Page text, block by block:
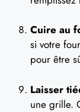
Cuire au
si votre
pour être
Laisser
une grille.